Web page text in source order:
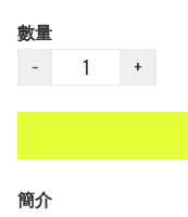
數量
−
+
簡介